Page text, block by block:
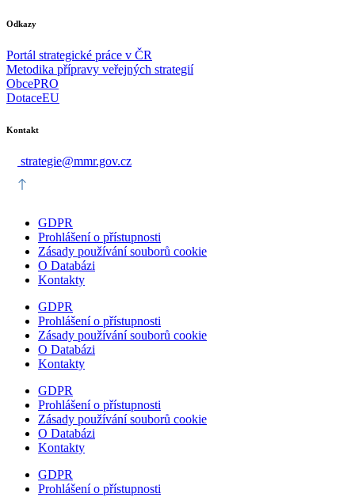
Odkazy
Portál strategické práce v ČR
Metodika přípravy veřejných strategií
ObcePRO
DotaceEU
Kontakt
strategie@mmr.gov.cz
GDPR
Prohlášení o přístupnosti
Zásady používání souborů cookie
O Databázi
Kontakty
GDPR
Prohlášení o přístupnosti
Zásady používání souborů cookie
O Databázi
Kontakty
GDPR
Prohlášení o přístupnosti
Zásady používání souborů cookie
O Databázi
Kontakty
GDPR
Prohlášení o přístupnosti